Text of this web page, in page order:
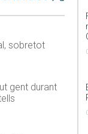
sobretot
gent durant